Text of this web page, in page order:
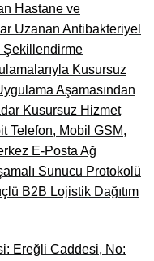
Hastane ve
Uzanan Antibakteriyel
Şekillendirme
Kusursuz
Aşamasından
Kusursuz Hizmet
Telefon, Mobil GSM,
E-Posta Ağ
Sunucu Protokolü
B2B Lojistik Dağıtım
Ereğli Caddesi, No: